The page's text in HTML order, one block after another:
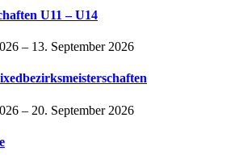
U11 – U14
– 13. September 2026
– 20. September 2026